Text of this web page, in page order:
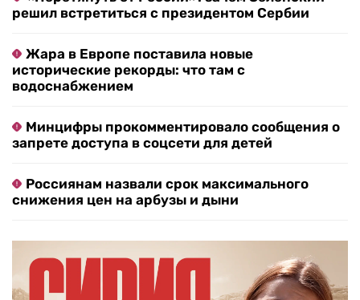
решил встретиться с президентом Сербии
Жара в Европе поставила новые
исторические рекорды: что там с
водоснабжением
Минцифры прокомментировало сообщения о
запрете доступа в соцсети для детей
Россиянам назвали срок максимального
снижения цен на арбузы и дыни